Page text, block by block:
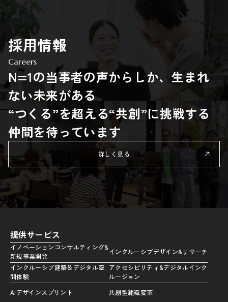
採用情報
Careers
N=1の当事者の声からしか、生まれ
ない未来がある
“つくる”を超える“共創”に挑戦する
仲間を待っています
詳しく見る
提供サービス
イノベーションコンサルティング&
新規事業開発
インクルーシブデザイン&リサーチ
インクルーシブ建築＆デジタル空
間体験
アクセシビリティ&デジタルインク
ルージョン
AIデザインスプリント
共創型組織変革